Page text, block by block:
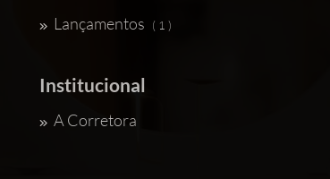
Lançamentos ( 1 )
Institucional
A Corretora